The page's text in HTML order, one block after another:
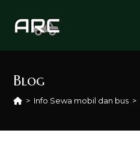
Blog
> Info Sewa mobil dan bus >